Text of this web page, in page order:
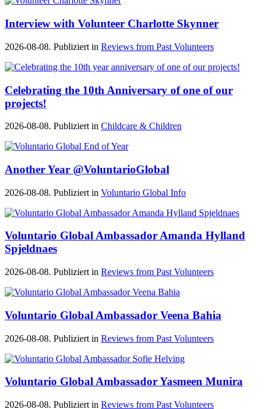
Interview with Volunteer Charlotte Skynner
2026-08-08. Publiziert in Reviews from Past Volunteers
Celebrating the 10th Anniversary of one of our
projects!
2026-08-08. Publiziert in Childcare & Children
Another Year @VoluntarioGlobal
2026-08-08. Publiziert in Voluntario Global Info
Voluntario Global Ambassador Amanda Hylland
Spjeldnaes
2026-08-08. Publiziert in Reviews from Past Volunteers
Voluntario Global Ambassador Veena Bahia
2026-08-08. Publiziert in Reviews from Past Volunteers
Voluntario Global Ambassador Yasmeen Munira
2026-08-08. Publiziert in Reviews from Past Volunteers